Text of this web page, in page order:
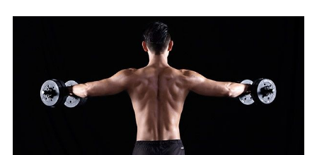
健康问答